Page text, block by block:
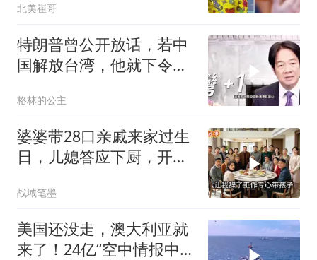
北美崔哥
特朗普曾公开放话，若中
国解放台湾，他就下令轰
格林的公主
婆婆带28口亲戚来家过生
日，儿媳答应下厨，开饭
战域笔墨
美国还没走，澳大利亚就
来了！24亿“空中情报中